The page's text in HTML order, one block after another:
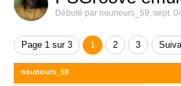
Débuté par nounours_59, sept.
Page 1 sur 3 1 2 3
nounours_59